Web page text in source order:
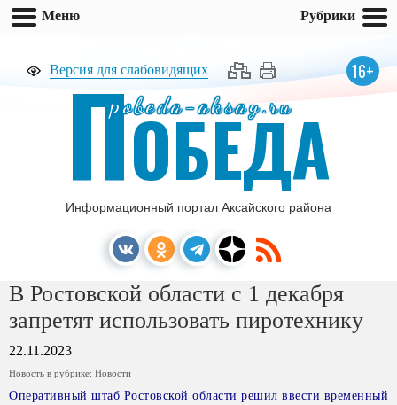
Версия для слабовидящих 16+
pobeda-aksay.ru
ПОБЕДА
Информационный портал Аксайского района
В Ростовской области с 1 декабря
запретят использовать пиротехнику
22.11.2023
Новость в рубрике: Новости
Оперативный штаб Ростовской области решил ввести временный
Меню Рубрики